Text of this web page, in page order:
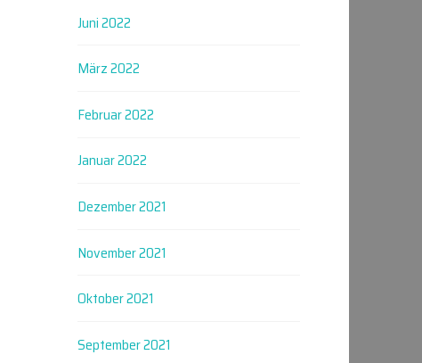
Juni 2022
März 2022
Februar 2022
Januar 2022
Dezember 2021
November 2021
Oktober 2021
September 2021